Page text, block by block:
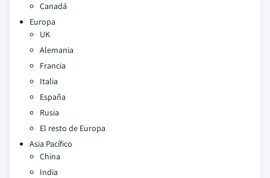
Canadá
Europa
UK
Alemania
Francia
Italia
España
Rusia
El resto de Europa
Asia Pacífico
China
India